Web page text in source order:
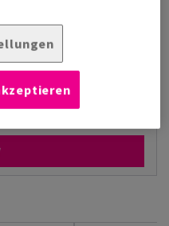
Verpackungseinheiten